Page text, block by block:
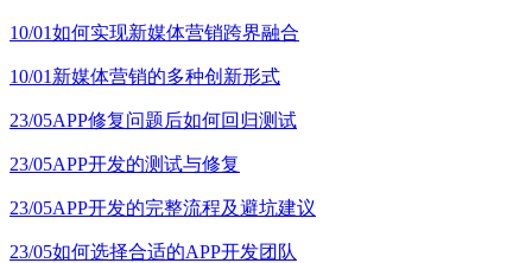
10/01如何实现新媒体营销跨界融合
10/01 新媒体营销的多种创新形式
23/05APP修复问题后如何回归测试
23/05APP开发的测试与修复
23/05APP开发的完整流程及避坑建议
23/05如何选择合适的APP开发团队